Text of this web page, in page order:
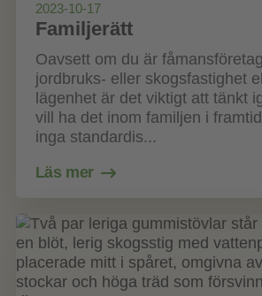
2023-10-17
Familjerätt
Oavsett om du är
jordbruks- eller skogsfastighet
lägenhet är det viktigt att tänkt
vill ha det inom familjen i
inga standardis...
Läs mer